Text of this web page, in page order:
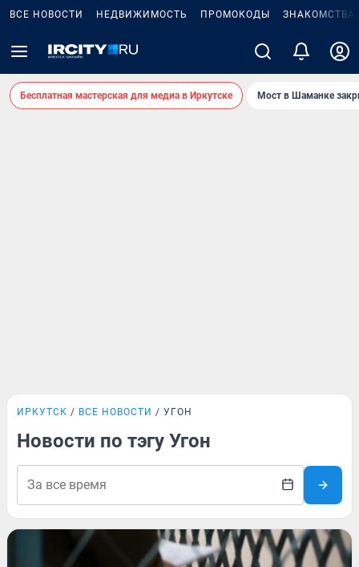
ВСЕ НОВОСТИ НЕДВИЖИМОСТЬ ПРОМОКОДЫ ЗНАКОМСТВА
Бесплатная мастерская для медиа в Иркутске Мост в Шаманке
ИРКУТСК ВСЕ НОВОСТИ УГОН
Новости по тэгу Угон